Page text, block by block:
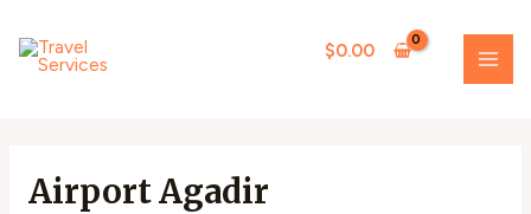
content
$0.00
Airport Agadir